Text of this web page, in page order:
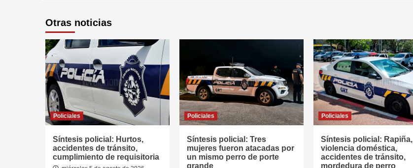
Otras noticias
Policiales
Síntesis policial: Hurtos,
accidentes de tránsito,
cumplimiento de requisitoria
Policiales
Síntesis policial: Tres
mujeres fueron atacadas por
un mismo perro de porte
grande
Policiales
Síntesis policial: Rapiña,
violencia doméstica,
accidentes de tránsito,
mordedura de perro